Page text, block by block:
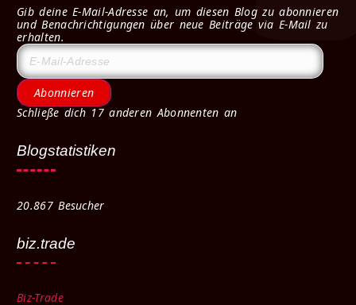
Gib deine E-Mail-Adresse an, um diesen Blog zu abonnieren
und Benachrichtigungen über neue Beiträge via E-Mail zu
erhalten.
Abonnieren
Schließe dich 17 anderen Abonnenten an
Blogstatistiken
20.867 Besucher
biz.trade
Biz-Trade